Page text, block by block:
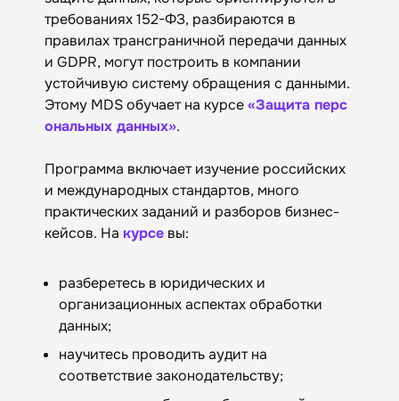
требованиях 152-ФЗ, разбираются в
правилах трансграничной передачи данных
и GDPR, могут построить в компании
устойчивую систему обращения с данными.
Этому MDS обучает на курсе«Защита перс
ональных данных».
Программа включает изучение российских
и международных стандартов, много
практических заданий и разборов бизнес-
кейсов. На курсе вы:
разберетесь в юридических и
организационных аспектах обработки
данных;
научитесь проводить аудит на
соответствие законодательству;